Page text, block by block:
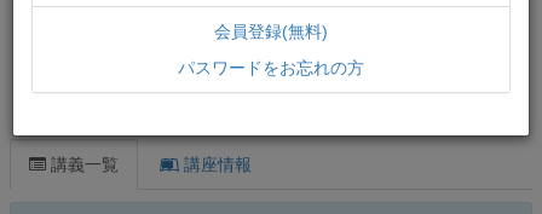
講義一覧 講座情報
会員登録(無料)
パスワードをお忘れの方